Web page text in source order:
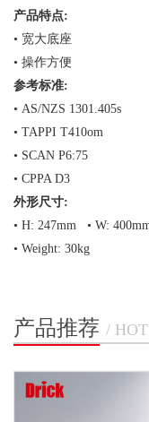
产品特点:
• 宽大底座
• 操作方便
参考标准:
• AS/NZS 1301.405s
• TAPPI T410om
• SCAN P6:75
• CPPA D3
外形尺寸:
• H: 247mm • W:
• Weight: 30kg
产品推荐 /